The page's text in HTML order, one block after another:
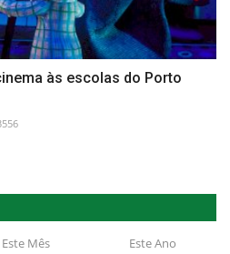
às escolas do Porto
Este Mês Este Ano